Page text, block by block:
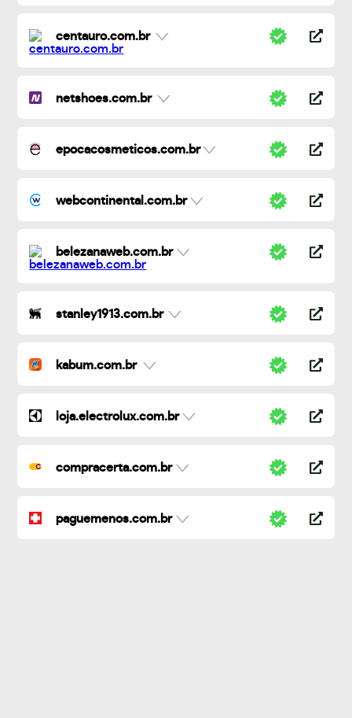
centauro.com.br
netshoes.com.br
epocacosmeticos.com.br
webcontinental.com.br
belezanaweb.com.br
stanley1913.com.br
kabum.com.br
loja.electrolux.com.br
compracerta.com.br
paguemenos.com.br